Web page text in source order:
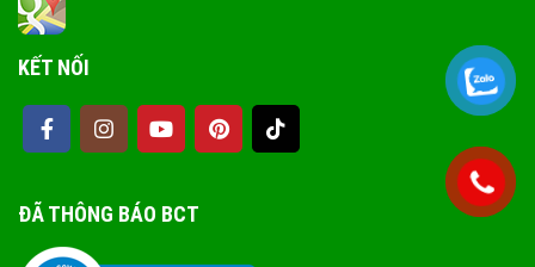
KẾT NỐI
ĐÃ THÔNG BÁO BCT